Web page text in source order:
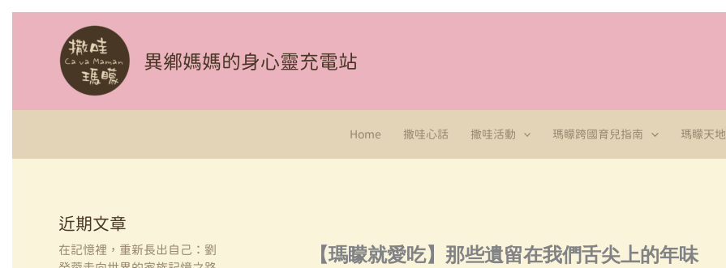
異鄉媽媽的身心靈充電站
Home 撒哇心話 撒哇活動 瑪矇跨國育兒指南 瑪矇天地
近期文章
在記憶裡，重新長出自己：劉
【瑪矇就愛吃】那些遺留在我們舌尖上的年味